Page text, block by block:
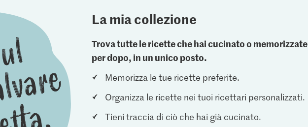
La mia collezione
Trova tutte le ricette che hai cucinato o memorizzate
per dopo, in un unico posto.
Memorizza le tue ricette preferite.
Organizza le ricette nei tuoi ricettari personalizzati.
Tieni traccia di ciò che hai già cucinato.